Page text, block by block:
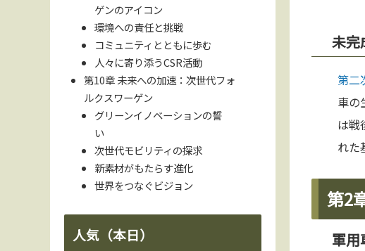
未完
第二
車の
は戦
れた
第2
軍用
ゲンのアイコン
環境への責任と挑戦
コミュニティとともに歩む
人々に寄り添うCSR活動
第10章 未来への加速：次世代フォ
ルクスワーゲン
グリーンイノベーションの誓
い
次世代モビリティの探求
新素材がもたらす進化
世界をつなぐビジョン
人気（本日）